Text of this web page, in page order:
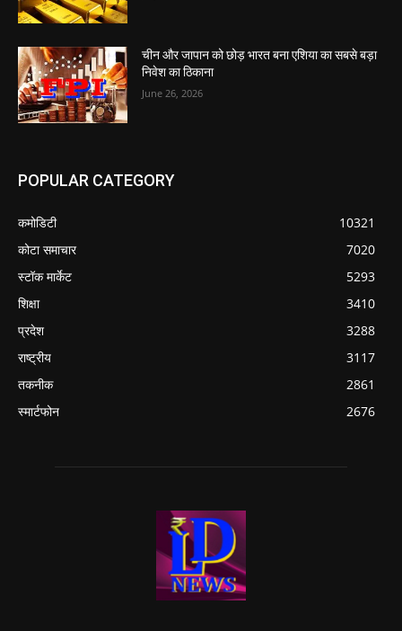
चीन और जापान को छोड़ भारत बना एशिया का सबसे बड़ा
निवेश का ठिकाना
June 26, 2026
POPULAR CATEGORY
कमोडिटी
10321
कोटा समाचार
7020
स्टॉक मार्केट
5293
शिक्षा
3410
प्रदेश
3288
राष्ट्रीय
3117
तकनीक
2861
स्मार्टफोन
2676